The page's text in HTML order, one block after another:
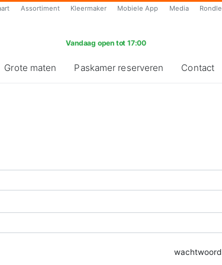
Assortiment Kleermaker Mobiele App Media
Vandaag open tot 17:00
Grote maten Paskamer reserveren Contact